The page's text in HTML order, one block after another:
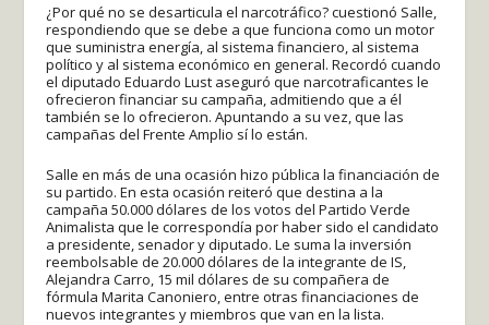
¿Por qué no se desarticula el narcotráfico? cuestionó Salle,
respondiendo que se debe a que funciona como un motor
que suministra energía, al sistema financiero, al sistema
político y al sistema económico en general. Recordó cuando
el diputado Eduardo Lust aseguró que narcotraficantes le
ofrecieron financiar su campaña, admitiendo que a él
también se lo ofrecieron. Apuntando a su vez, que las
campañas del Frente Amplio sí lo están.
Salle en más de una ocasión hizo pública la financiación de
su partido. En esta ocasión reiteró que destina a la
campaña 50.000 dólares de los votos del Partido Verde
Animalista que le correspondía por haber sido el candidato
a presidente, senador y diputado. Le suma la inversión
reembolsable de 20.000 dólares de la integrante de IS,
Alejandra Carro, 15 mil dólares de su compañera de
fórmula Marita Canoniero, entre otras financiaciones de
nuevos integrantes y miembros que van en la lista.